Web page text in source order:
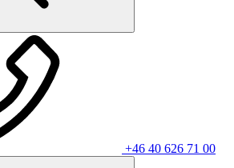
+46 40 626 71 00